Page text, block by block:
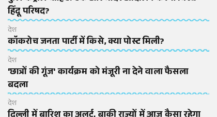
हिंदू परिषद?
देश
कॉकरोच जनता पार्टी में किसे, क्या पोस्ट मिली?
देश
'छात्रों की गूंज' कार्यक्रम को मंजूरी ना देने वाला फैसला
बदला
देश